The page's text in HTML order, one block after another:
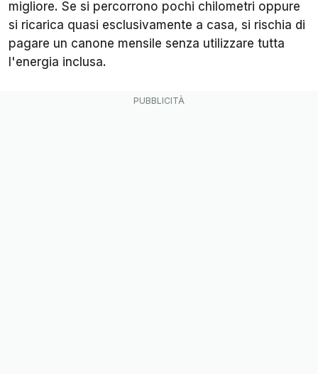
migliore. Se si percorrono pochi chilometri oppure
si ricarica quasi esclusivamente a casa, si rischia di
pagare un canone mensile senza utilizzare tutta
l'energia inclusa.